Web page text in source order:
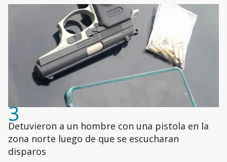
3
Detuvieron a un hombre con una pistola en la
zona norte luego de que se escucharan
disparos